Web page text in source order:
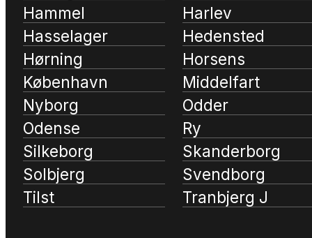
Hammel
Harlev
Hasselager
Hedensted
Hørning
Horsens
København
Middelfart
Nyborg
Odder
Odense
Ry
Silkeborg
Skanderborg
Solbjerg
Svendborg
Tilst
Tranbjerg J